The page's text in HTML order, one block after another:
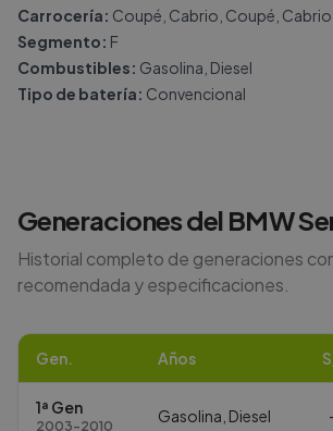
Carrocería: Coupé, Cabrio, Coupé,
Segmento: F
Combustibles: Gasolina, Diesel
Tipo de batería: Convencional
Generaciones del BMW
Historial completo de generaciones
recomendada y especificaciones.
Gen. Años
1ª Gen
2003-2010
Gasolina, Diesel